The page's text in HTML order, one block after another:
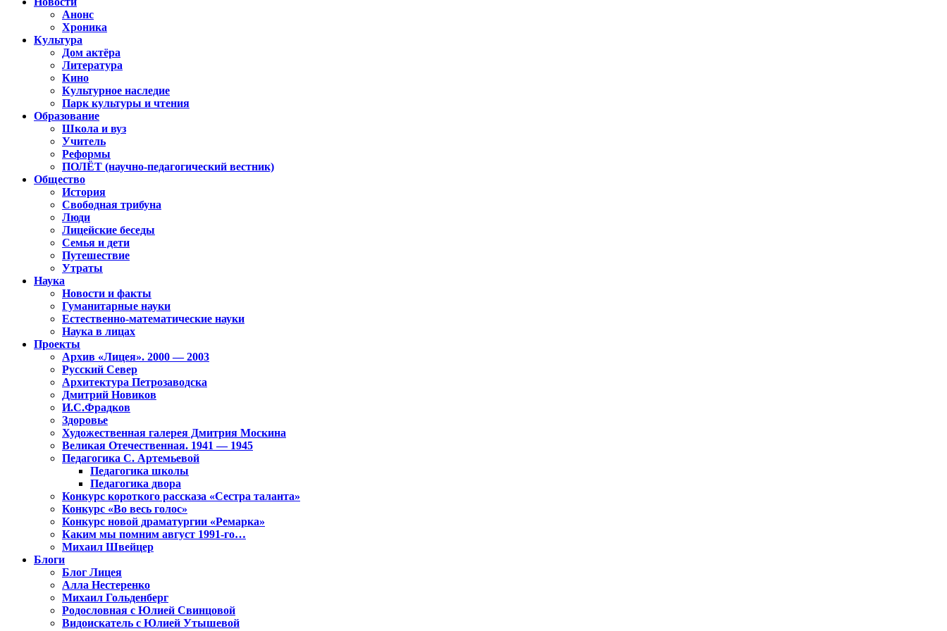
Анонс
Хроника
Культура
Дом актёра
Литература
Кино
Культурное наследие
Парк культуры и чтения
Образование
Школа и вуз
Учитель
Реформы
ПОЛЁТ (научно-педагогический вестник)
Общество
История
Свободная трибуна
Люди
Лицейские беседы
Семья и дети
Путешествие
Утраты
Наука
Новости и факты
Гуманитарные науки
Естественно-математические науки
Наука в лицах
Проекты
Архив «Лицея». 2000 — 2003
Русский Север
Архитектура Петрозаводска
Дмитрий Новиков
И.С.Фрадков
Здоровье
Художественная галерея Дмитрия Москина
Великая Отечественная. 1941 — 1945
Педагогика С. Артемьевой
Педагогика школы
Педагогика двора
Конкурс короткого рассказа «Сестра таланта»
Конкурс «Во весь голос»
Конкурс новой драматургии «Ремарка»
Каким мы помним август 1991-го…
Михаил Швейцер
Блоги
Блог Лицея
Алла Нестеренко
Михаил Гольденберг
Родословная с Юлией Свинцовой
Видоискатель с Юлией Утышевой